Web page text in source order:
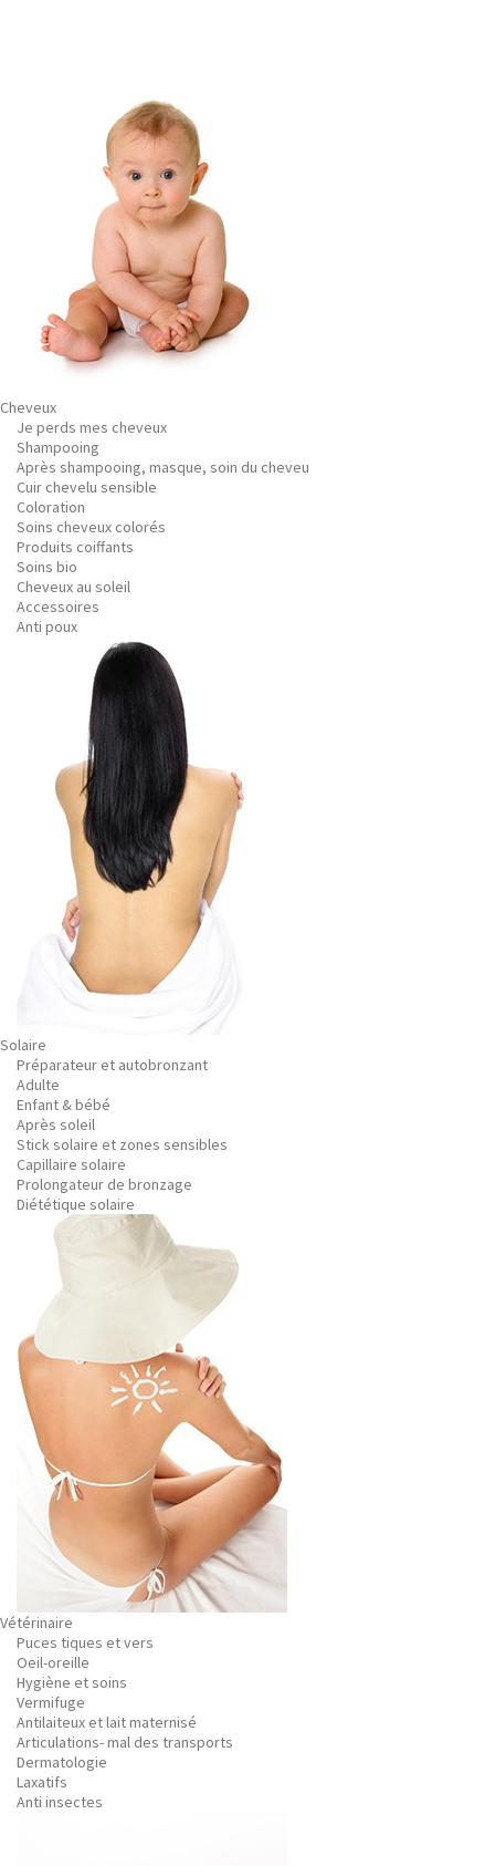
Cheveux
Je perds mes cheveux
Shampooing
Après shampooing, masque, soin du cheveu
Cuir chevelu sensible
Coloration
Soins cheveux colorés
Produits coiffants
Soins bio
Cheveux au soleil
Accessoires
Anti poux
Solaire
Préparateur et autobronzant
Adulte
Enfant & bébé
Après soleil
Stick solaire et zones sensibles
Capillaire solaire
Prolongateur de bronzage
Diététique solaire
Vétérinaire
Puces tiques et vers
Oeil-oreille
Hygiène et soins
Vermifuge
Antilaiteux et lait maternisé
Articulations- mal des transports
Dermatologie
Laxatifs
Anti insectes